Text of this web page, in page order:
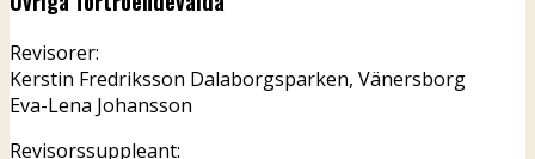
Revisorer:
Kerstin Fredriksson Dalaborgsparken, Vänersborg
Eva-Lena Johansson
Revisorssuppleant: